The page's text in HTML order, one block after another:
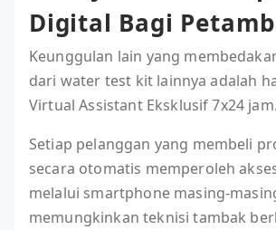
Digital Bagi
Keunggulan lain yang
dari water test kit lainnya adalah
Virtual Assistant Eksklusif 7x24 jam.
Setiap pelanggan yang membeli
secara otomatis memperoleh
melalui smartphone masing-
memungkinkan teknisi tambak